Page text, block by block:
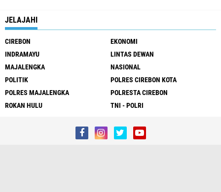
JELAJAHI
CIREBON
EKONOMI
INDRAMAYU
LINTAS DEWAN
MAJALENGKA
NASIONAL
POLITIK
POLRES CIREBON KOTA
POLRES MAJALENGKA
POLRESTA CIREBON
ROKAN HULU
TNI - POLRI